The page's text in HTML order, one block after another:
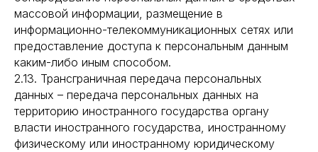
массовой информации, размещение в
информационно-телекоммуникационных сетях или
предоставление доступа к персональным данным
каким-либо иным способом.
2.13. Трансграничная передача персональных
данных – передача персональных данных на
территорию иностранного государства органу
власти иностранного государства, иностранному
физическому или иностранному юридическому